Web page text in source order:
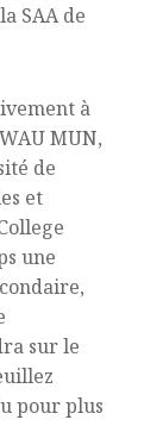
SAA de
à
MUN,
de
et
une
sur le
pour plus